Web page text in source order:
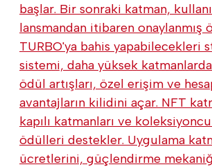
başlar. Bir sonraki katman,
lansmandan itibaren onaylanmış
TURBO'ya bahis yapabilecekleri
sistemi, daha yüksek
ödül artışları, özel erişim ve
avantajların kilidini açar. NFT
kapılı katmanları ve koleksiyoncu
ödülleri destekler. Uygulama
ücretlerini, güçlendirme